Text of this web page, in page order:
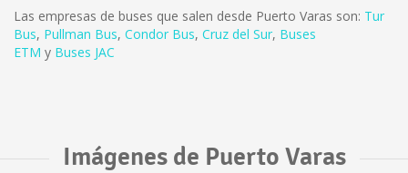
Las empresas de buses que salen desde Puerto Varas son: Tur
Bus, Pullman Bus, Condor Bus, Cruz del Sur, Buses
ETM y Buses JAC
Imágenes de Puerto Varas